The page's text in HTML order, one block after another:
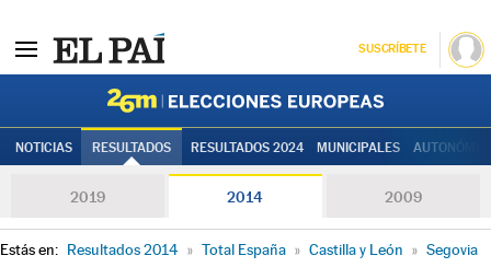
SUSCRÍBETE
NOTICIAS RESULTADOS RESULTADOS 2024 MUNICIPALES
2019 2014 2009
Estás en: Resultados 2014 » Total España » Castilla y León » Segovia